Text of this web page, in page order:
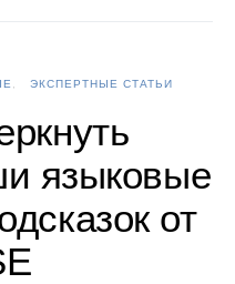
ЭКСПЕРТНЫЕ СТАТЬИ
языковые
от